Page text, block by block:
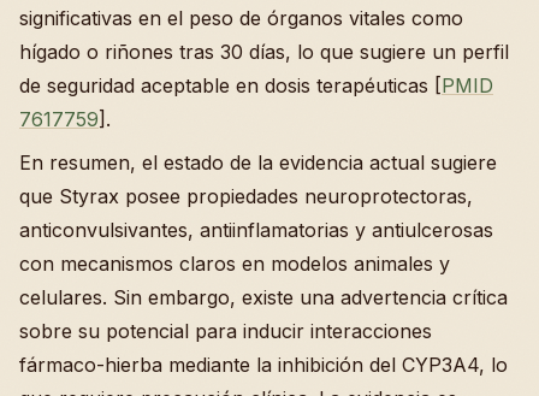
significativas en el peso de órganos vitales como
hígado o riñones tras 30 días, lo que sugiere un perfil
de seguridad aceptable en dosis terapéuticas [PMID
7617759].
En resumen, el estado de la evidencia actual sugiere
que Styrax posee propiedades neuroprotectoras,
anticonvulsivantes, antiinflamatorias y antiulcerosas
con mecanismos claros en modelos animales y
celulares. Sin embargo, existe una advertencia crítica
sobre su potencial para inducir interacciones
fármaco-hierba mediante la inhibición del CYP3A4, lo